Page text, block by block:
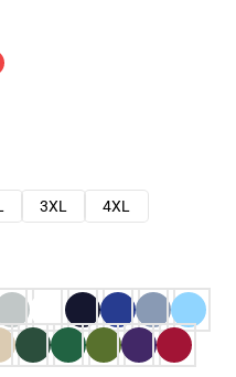
3XL
4XL